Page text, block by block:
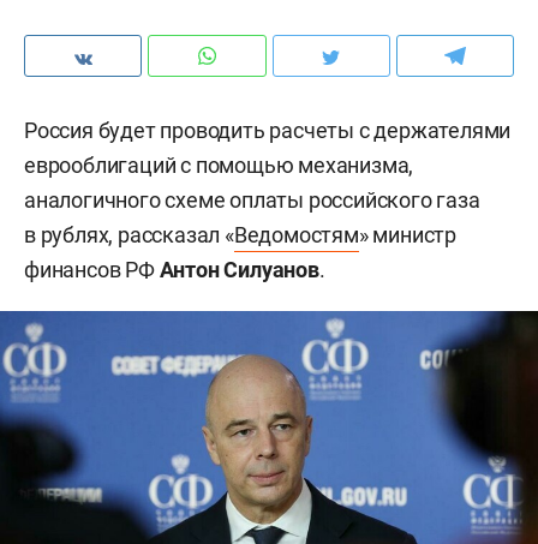
Россия будет проводить расчеты с держателями
еврооблигаций с помощью механизма,
аналогичного схеме оплаты российского газа
в рублях, рассказал «Ведомостям» министр
финансов РФАнтон Силуанов.